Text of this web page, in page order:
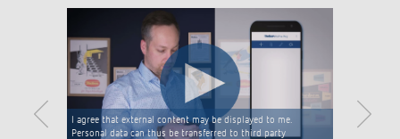
I agree that external content may be displayed to me.
Personal data can thus be transferred to third party